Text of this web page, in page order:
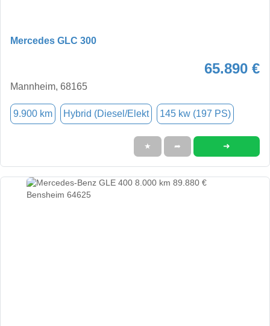
Mercedes GLC 300
65.890 €
Mannheim, 68165
9.900 km Hybrid (Diesel/Elekt 145 kw (197 PS)
★ ➦ ➜